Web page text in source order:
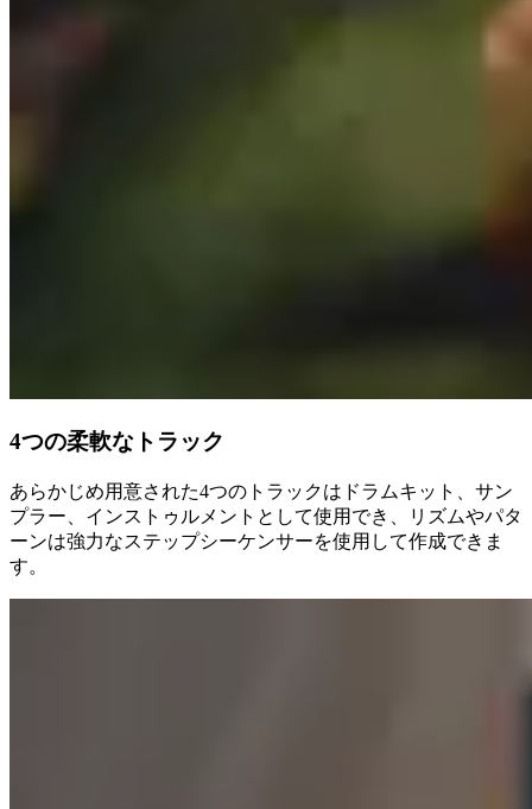
4つの柔軟なトラック
あらかじめ用意された4つのトラックはドラムキット、サン
プラー、インストゥルメントとして使用でき、リズムやパタ
ーンは強力なステップシーケンサーを使用して作成できま
す。